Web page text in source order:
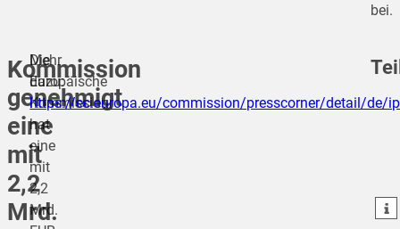
bei.
Kommission
genehmigt
eine
mit
2,2
Mrd.
Die
Europäische
Kommission
hat
eine
mit
2,2
Mrd.
Mehr
dazu:
https://ec.europa.eu/commission/presscorner/detail/de/
teilen